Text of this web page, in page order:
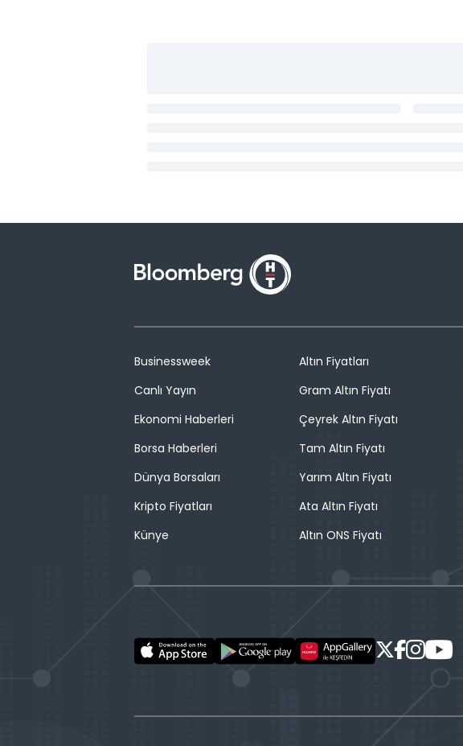
Businessweek
Canlı Yayın
Ekonomi Haberleri
Borsa Haberleri
Dünya Borsaları
Kripto Fiyatları
Künye
Altın Fiyatları
Gram Altın Fiyatı
Çeyrek Altın Fiyatı
Tam Altın Fiyatı
Yarım Altın Fiyatı
Ata Altın Fiyatı
Altın ONS Fiyatı